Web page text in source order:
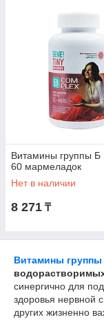
Витамины группы Б
60 мармеладок
Нет в наличии
8 271 ₸
Витамины группы
синергично для
здоровья нервной
других жизненно